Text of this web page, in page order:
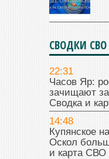
СВОДКИ СВО
22:31
Часов Яр:
зачищают
Сводка и
14:48
Купянское
Оскол
и карта СВО